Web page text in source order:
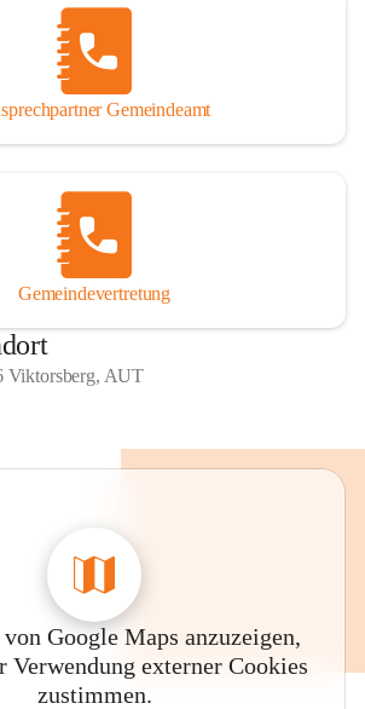
Gemeindeamt
Gemeindevertretung
Viktorsberg, AUT
Google Maps anzuzeigen,
Verwendung externer Cookies
zustimmen.